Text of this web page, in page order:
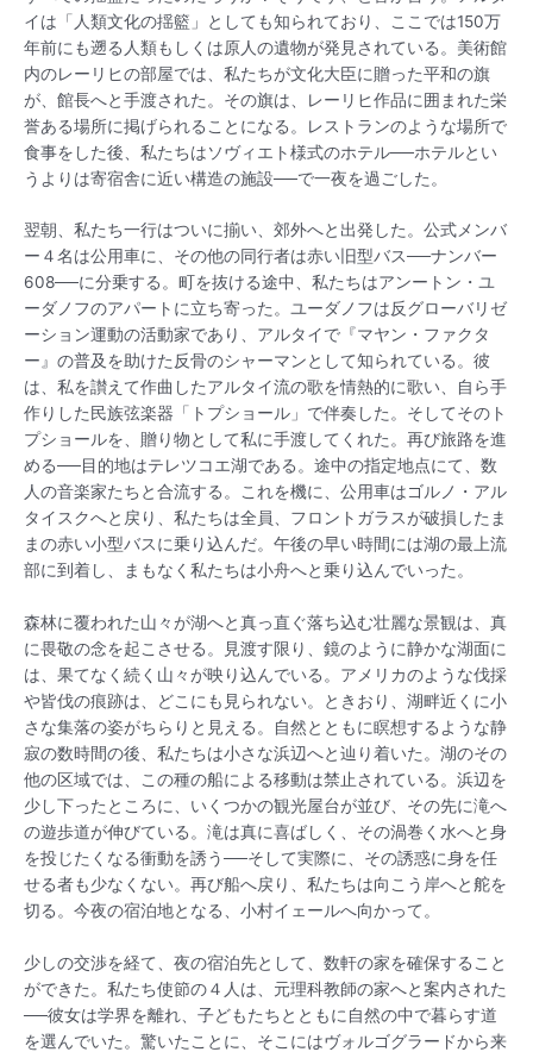
イは「人類文化の揺籃」としても知られており、ここでは150万
年前にも遡る人類もしくは原人の遺物が発見されている。美術館
内のレーリヒの部屋では、私たちが文化大臣に贈った平和の旗
が、館長へと手渡された。その旗は、レーリヒ作品に囲まれた栄
誉ある場所に掲げられることになる。レストランのような場所で
食事をした後、私たちはソヴィエト様式のホテル──ホテルとい
うよりは寄宿舎に近い構造の施設──で一夜を過ごした。
翌朝、私たち一行はついに揃い、郊外へと出発した。公式メンバ
ー４名は公用車に、その他の同行者は赤い旧型バス──ナンバー
608──に分乗する。町を抜ける途中、私たちはアンートン・ユ
ーダノフのアパートに立ち寄った。ユーダノフは反グローバリゼ
ーション運動の活動家であり、アルタイで『マヤン・ファクタ
ー』の普及を助けた反骨のシャーマンとして知られている。彼
は、私を讃えて作曲したアルタイ流の歌を情熱的に歌い、自ら手
作りした民族弦楽器「トプショール」で伴奏した。そしてそのト
プショールを、贈り物として私に手渡してくれた。再び旅路を進
める──目的地はテレツコエ湖である。途中の指定地点にて、数
人の音楽家たちと合流する。これを機に、公用車はゴルノ・アル
タイスクへと戻り、私たちは全員、フロントガラスが破損したま
まの赤い小型バスに乗り込んだ。午後の早い時間には湖の最上流
部に到着し、まもなく私たちは小舟へと乗り込んでいった。
森林に覆われた山々が湖へと真っ直ぐ落ち込む壮麗な景観は、真
に畏敬の念を起こさせる。見渡す限り、鏡のように静かな湖面に
は、果てなく続く山々が映り込んでいる。アメリカのような伐採
や皆伐の痕跡は、どこにも見られない。ときおり、湖畔近くに小
さな集落の姿がちらりと見える。自然とともに瞑想するような静
寂の数時間の後、私たちは小さな浜辺へと辿り着いた。湖のその
他の区域では、この種の船による移動は禁止されている。浜辺を
少し下ったところに、いくつかの観光屋台が並び、その先に滝へ
の遊歩道が伸びている。滝は真に喜ばしく、その渦巻く水へと身
を投じたくなる衝動を誘う──そして実際に、その誘惑に身を任
せる者も少なくない。再び船へ戻り、私たちは向こう岸へと舵を
切る。今夜の宿泊地となる、小村イェールへ向かって。
少しの交渉を経て、夜の宿泊先として、数軒の家を確保すること
ができた。私たち使節の４人は、元理科教師の家へと案内された
──彼女は学界を離れ、子どもたちとともに自然の中で暮らす道
を選んでいた。驚いたことに、そこにはヴォルゴグラードから来